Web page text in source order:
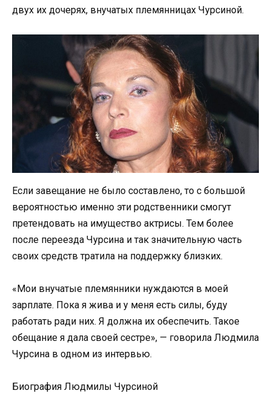
двух их дочерях, внучатых племянницах Чурсиной.
Если завещание не было составлено, то с большой
вероятностью именно эти родственники смогут
претендовать на имущество актрисы. Тем более
после переезда Чурсина и так значительную часть
своих средств тратила на поддержку близких.
«Мои внучатые племянники нуждаются в моей
зарплате. Пока я жива и у меня есть силы, буду
работать ради них. Я должна их обеспечить. Такое
обещание я дала своей сестре», — говорила Людмила
Чурсина в одном из интервью.
Биография Людмилы Чурсиной